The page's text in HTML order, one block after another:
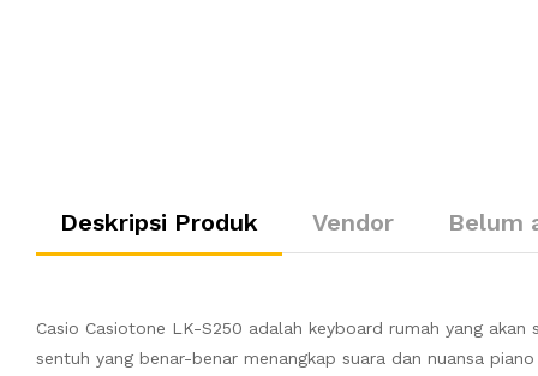
Deskripsi Produk Vendor Belum
Casio Casiotone LK-S250 adalah keyboard rumah yang
sentuh yang benar-benar menangkap suara dan nuansa